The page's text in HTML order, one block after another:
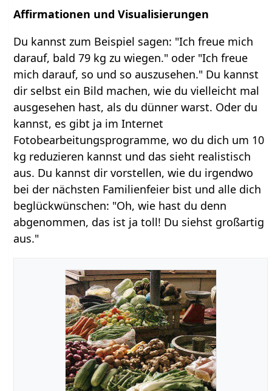
Affirmationen und Visualisierungen
Du kannst zum Beispiel sagen: "Ich freue mich
darauf, bald 79 kg zu wiegen." oder "Ich freue
mich darauf, so und so auszusehen." Du kannst
dir selbst ein Bild machen, wie du vielleicht mal
ausgesehen hast, als du dünner warst. Oder du
kannst, es gibt ja im Internet
Fotobearbeitungsprogramme, wo du dich um 10
kg reduzieren kannst und das sieht realistisch
aus. Du kannst dir vorstellen, wie du irgendwo
bei der nächsten Familienfeier bist und alle dich
beglückwünschen: "Oh, wie hast du denn
abgenommen, das ist ja toll! Du siehst großartig
aus."